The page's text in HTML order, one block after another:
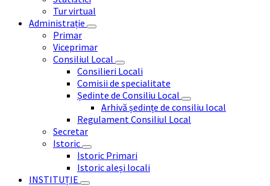
Tur virtual
Administrație
Primar
Viceprimar
Consiliul Local
Consilieri Locali
Comisii de specialitate
Ședinte de Consiliu Local
Arhivă ședințe de consiliu local
Regulament Consiliul Local
Secretar
Istoric
Istoric Primari
Istoric aleși locali
INSTITUȚIE